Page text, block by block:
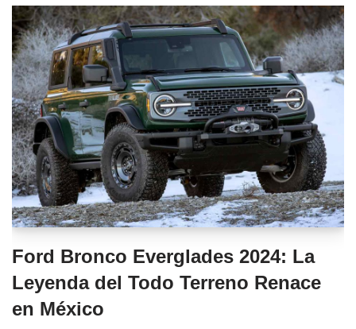
Ford Bronco Everglades 2024: La
Leyenda del Todo Terreno Renace
en México